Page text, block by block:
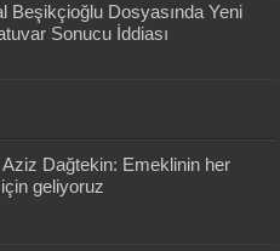
Beşikçioğlu Dosyasında Yeni
Sonucu İddiası
Dağtekin: Emeklinin her
geliyoruz